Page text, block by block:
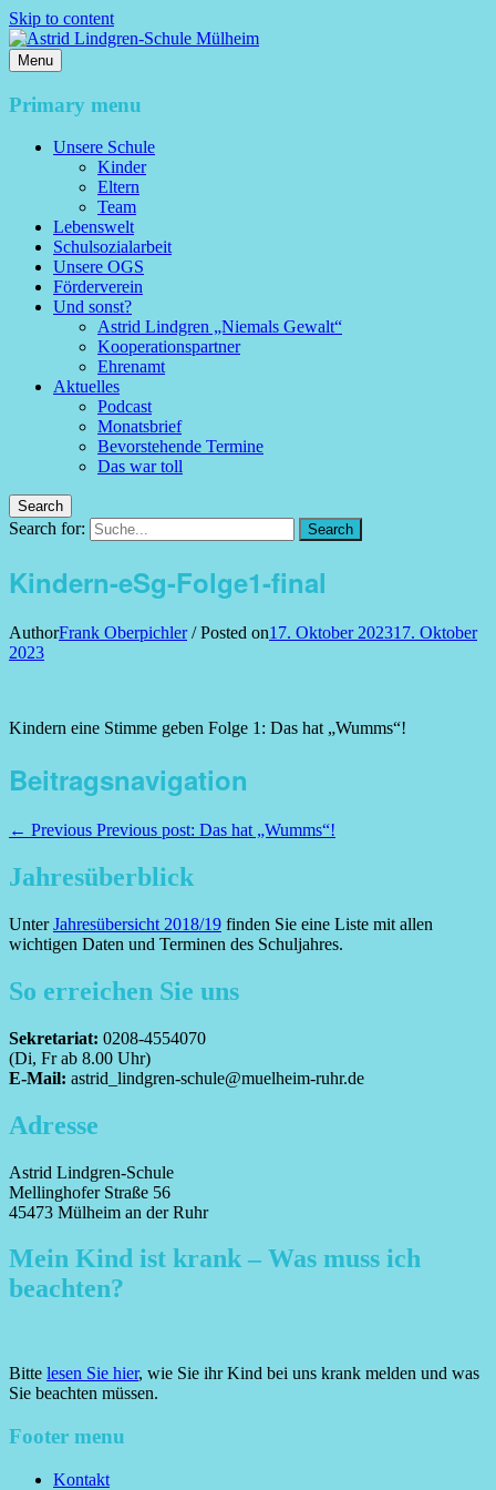
Skip to content
Astrid Lindgren-Schule Mülheim
Menu
Primary menu
Unsere Schule
Kinder
Eltern
Team
Lebenswelt
Schulsozialarbeit
Unsere OGS
Förderverein
Und sonst?
Astrid Lindgren „Niemals Gewalt“
Kooperationspartner
Ehrenamt
Aktuelles
Podcast
Monatsbrief
Bevorstehende Termine
Das war toll
Search
Search for: Search
Kindern-eSg-Folge1-final
AuthorFrank Oberpichler/Posted on17. Oktober 202317. Oktober
2023
Kindern eine Stimme geben Folge 1: Das hat „Wumms“!
Beitragsnavigation
← Previous Previous post: Das hat „Wumms“!
Jahresüberblick
UnterJahresübersicht 2018/19 finden Sie eine Liste mit allen
wichtigen Daten und Terminen des Schuljahres.
So erreichen Sie uns
Sekretariat: 0208-4554070
(Di, Fr ab 8.00 Uhr)
E-Mail: astrid_lindgren-schule@muelheim-ruhr.de
Adresse
Astrid Lindgren-Schule
Mellinghofer Straße 56
45473 Mülheim an der Ruhr
Mein Kind ist krank – Was muss ich
beachten?
Bitte lesen Sie hier, wie Sie ihr Kind bei uns krank melden und was
Sie beachten müssen.
Footer menu
Kontakt